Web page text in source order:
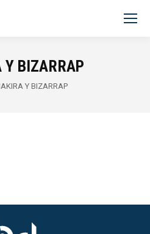
Y BIZARRAP
Y BIZARRAP